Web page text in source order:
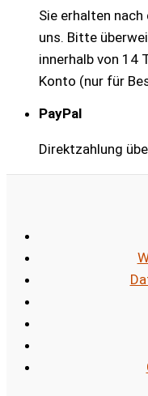
Sie erhalten
uns. Bitte
innerhalb von 14
Konto (nur für
PayPal
Direktzahlung